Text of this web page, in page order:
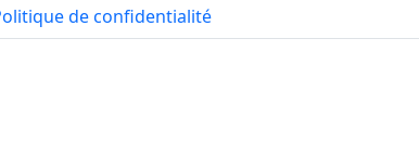
de confidentialité